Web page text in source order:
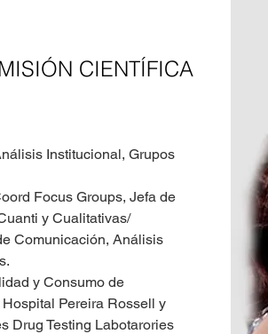
CIENTÍFICA
Institucional, Grupos
Focus Groups, Jefa de
y Cualitativas/
Comunicación, Análisis
y Consumo de
Pereira Rossell y
Drug Testing Labotarories